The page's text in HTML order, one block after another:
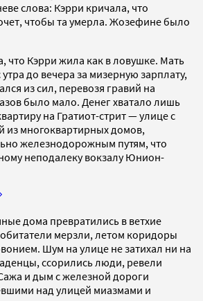
слова: Кэрри кричала, что
чтобы та умерла. Жозефине было
что Кэрри жила как в ловушке. Мать
до вечера за мизерную зарплату,
из сил, перевозя гравий на
было мало. Денег хватало лишь
на Гратиот-стрит — улице с
из многоквартирных домов,
железнодорожным путям, что
неподалеку вокзалу Юнион-
дома превратились в ветхие
мерзли, летом коридоры
Шум на улице не затихал ни на
ссорились люди, ревели
и дым с железной дороги
над улицей миазмами и